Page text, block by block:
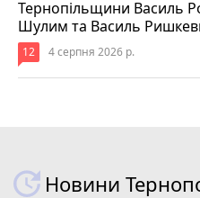
Тернопільщини Василь
Шулим та Василь
12 4 серпня 2026 р.
Новини